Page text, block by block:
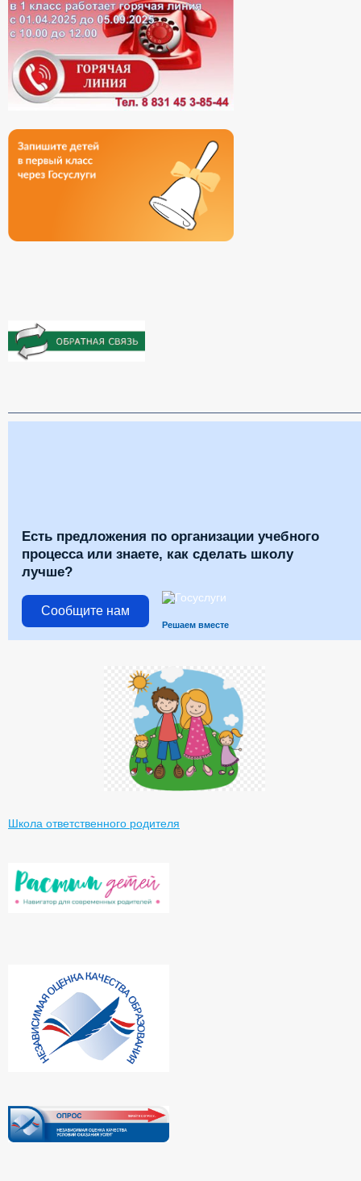
Есть предложения по организации учебного
процесса или знаете, как сделать школу
лучше?
Сообщите нам
Решаем вместе
Школа ответственного родителя